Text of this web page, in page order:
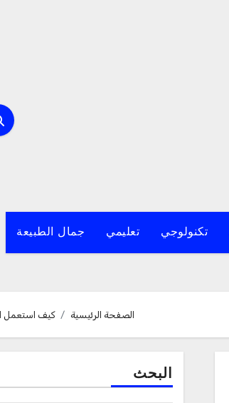
تكنولوجي تعليمي جمال الطبيعة
الصفحة الرئيسية كيف استعمل
البحث